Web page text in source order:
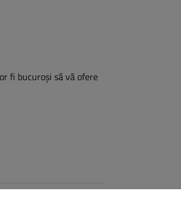
fi bucuroși să vă ofere